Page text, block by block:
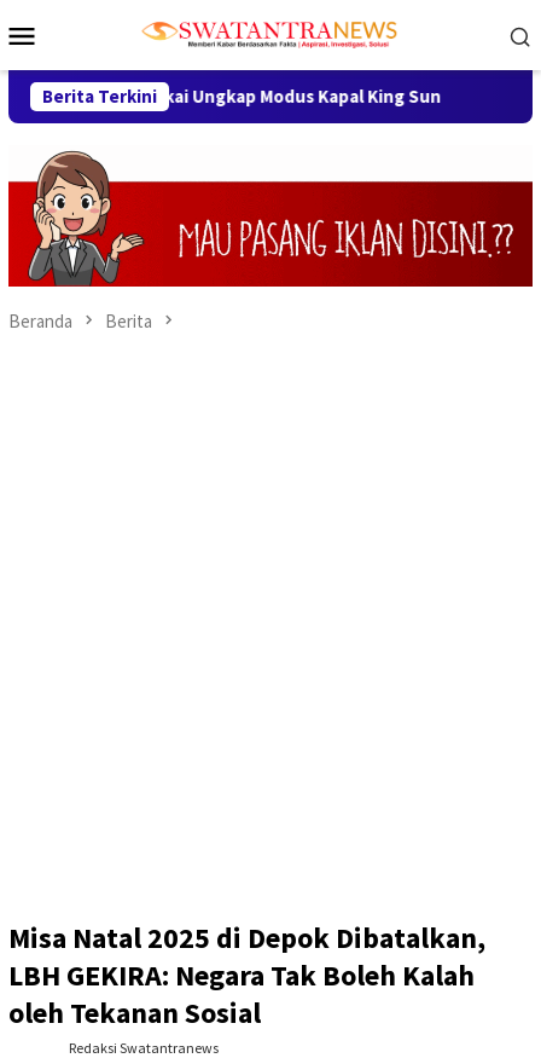
ke
Mobile
Berita Terkini
Bea Cukai Ungkap Modus Kapal King Sun Sambut
Beranda Berita
Misa Natal 2025 di Depok Dibatalkan,
LBH GEKIRA: Negara Tak Boleh Kalah
oleh Tekanan Sosial
Redaksi Swatantranews